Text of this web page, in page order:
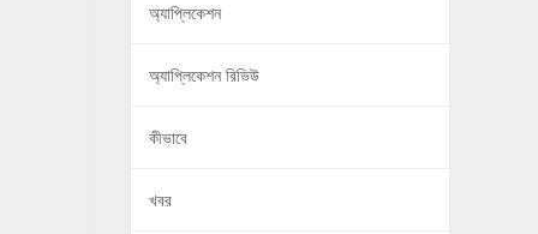
অ্যাপ্লিকেশন
অ্যাপ্লিকেশন রিভিউ
কীভাবে
খবর